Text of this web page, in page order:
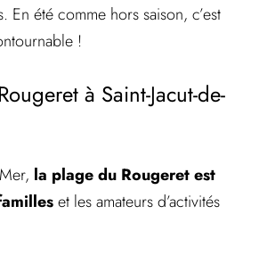
En été comme hors saison, c’est
!
à Saint-Jacut-de-
la plage du Rougeret est
et les amateurs d’activités